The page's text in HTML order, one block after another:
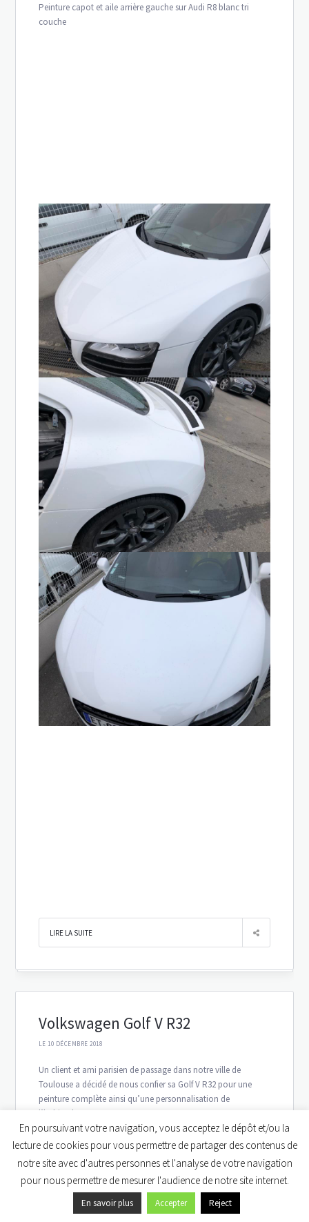
Peinture capot et aile arrière gauche sur Audi R8 blanc tri
couche
LIRE LA SUITE
Volkswagen Golf V R32
LE 10 DÉCEMBRE 2018
Un client et ami parisien de passage dans notre ville de
Toulouse a décidé de nous confier sa Golf V R32 pour une
peinture complète ainsi qu’une personnalisation de
l’habitacle
En poursuivant votre navigation, vous acceptez le dépôt et/ou la
lecture de cookies pour vous permettre de partager des contenus de
notre site avec d'autres personnes et l'analyse de votre navigation
pour nous permettre de mesurer l'audience de notre site internet.
En savoir plus Accepter Reject